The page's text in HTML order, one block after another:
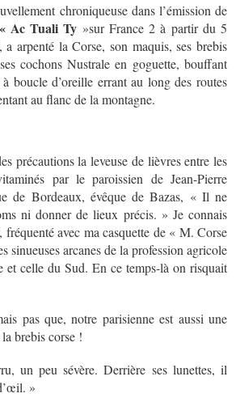
chroniqueuse dans l’émission de
« Ac Tuali Ty »sur France 2 à partir du 5
arpenté la Corse, son maquis, ses brebis
cochons Nustrale en goguette, bouffant
boucle d’oreille errant au long des routes
au flanc de la montagne.
précautions la leveuse de lièvres entre les
par le paroissien de Jean-Pierre
de Bordeaux, évêque de Bazas, « Il ne
ni donner de lieux précis. » Je connais
avec ma casquette de « M. Corse
sinueuses arcanes de la profession agricole
et celle du Sud. En ce temps-là on risquait
pas que, notre parisienne est aussi une
brebis corse !
un peu sévère. Derrière ses lunettes, il
»